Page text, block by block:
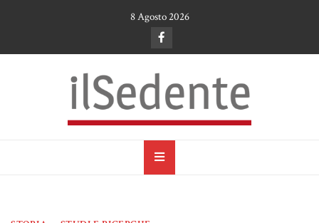
8 Agosto 2026
il Sedente